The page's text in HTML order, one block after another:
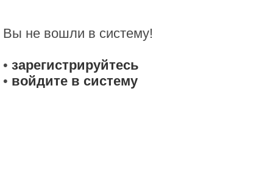
Вы не вошли в систему!
• зарегистрируйтесь
• войдите в систему